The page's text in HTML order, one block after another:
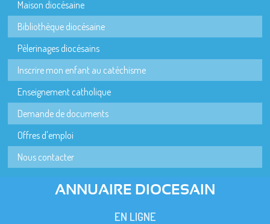
Maison diocésaine
Bibliothèque diocésaine
Pèlerinages diocésains
Inscrire mon enfant au catéchisme
Enseignement catholique
Demande de documents
Offres d'emploi
Nous contacter
ANNUAIRE DIOCESAIN
EN LIGNE